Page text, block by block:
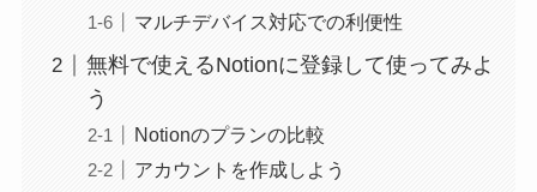
マルチデバイス対応での利便性
無料で使えるNotionに登録して使ってみよ
う
Notionのプランの比較
アカウントを作成しよう